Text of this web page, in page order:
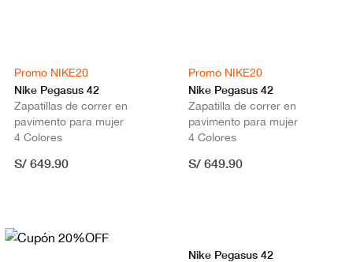
Promo NIKE20
Nike Pegasus 42
Zapatillas de correr en
pavimento para mujer
4 Colores
S/ 649.90
Promo NIKE20
Nike Pegasus 42
Zapatilla de correr en
pavimento para mujer
4 Colores
S/ 649.90
Nike Pegasus 42